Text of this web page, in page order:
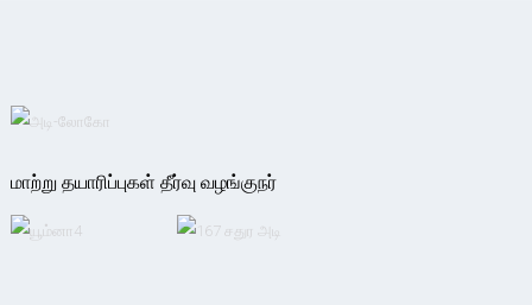
மாற்று தயாரிப்புகள் தீர்வு வழங்குநர்